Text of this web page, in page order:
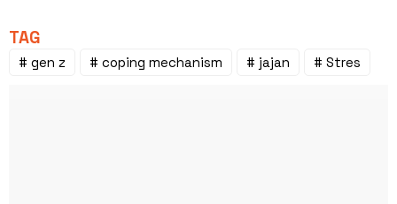
TAG
# gen z # coping mechanism # jajan # Stres